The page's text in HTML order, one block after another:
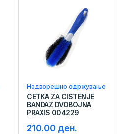
Надворешно одржување
CETKA ZA CISTENJE
BANDAZ DVOBOJNA
PRAXIS 004229
210.00 ден.